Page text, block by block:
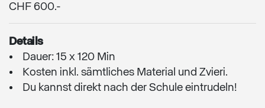
CHF 600.-
Details
Dauer: 15 x 120 Min
Kosten inkl. sämtliches Material und Zvieri.
Du kannst direkt nach der Schule eintrudeln!